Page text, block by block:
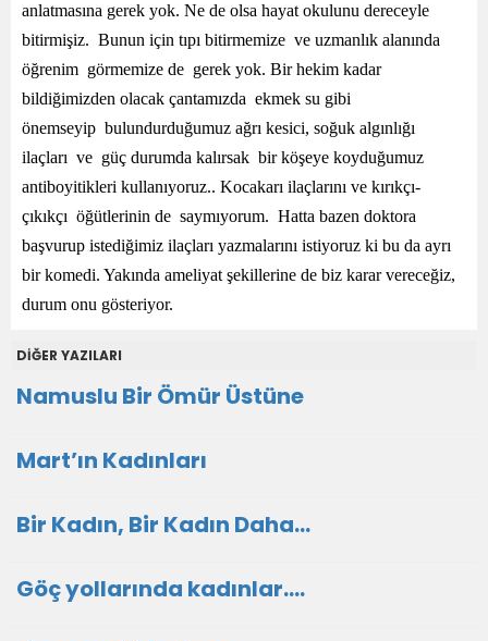
anlatmasına gerek yok. Ne de olsa hayat okulunu dereceyle
bitirmişiz. Bunun için tıpı bitirmemize ve uzmanlık alanında
öğrenim görmemize de gerek yok. Bir hekim kadar
bildiğimizden olacak çantamızda ekmek su gibi
önemseyip bulundurduğumuz ağrı kesici, soğuk algınlığı
ilaçları ve güç durumda kalırsak bir köşeye koyduğumuz
antiboyitikleri kullanıyoruz.. Kocakarı ilaçlarını ve kırıkçı-
çıkıkçı öğütlerinin de saymıyorum. Hatta bazen doktora
başvurup istediğimiz ilaçları yazmalarını istiyoruz ki bu da ayrı
bir komedi. Yakında ameliyat şekillerine de biz karar vereceğiz,
durum onu gösteriyor.
DİĞER YAZILARI
Namuslu Bir Ömür Üstüne
Mart’ın Kadınları
Bir Kadın, Bir Kadın Daha…
Göç yollarında kadınlar….